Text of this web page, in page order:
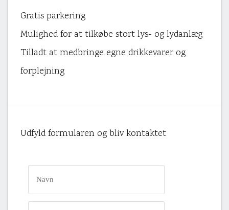
Gratis parkering
Mulighed for at tilkøbe stort lys- og lydanlæg
Tilladt at medbringe egne drikkevarer og
forplejning
Udfyld formularen og bliv kontaktet